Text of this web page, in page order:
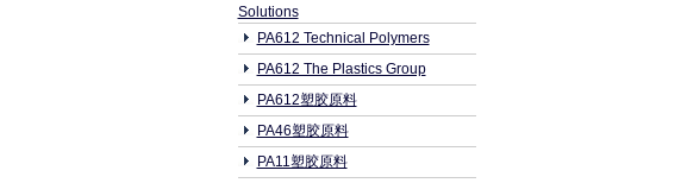
Solutions
PA612 Technical Polymers
PA612 The Plastics Group
PA612塑胶原料
PA46塑胶原料
PA11塑胶原料